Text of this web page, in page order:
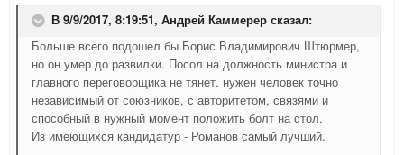
В 9/9/2017, 8:19:51, Андрей Каммерер сказал:
Больше всего подошел бы Борис Владимирович Штюрмер,
но он умер до развилки. Посол на должность министра и
главного переговорщика не тянет. нужен человек точно
независимый от союзников, с авторитетом, связями и
способный в нужный момент положить болт на стол.
Из имеющихся кандидатур - Романов самый лучший.